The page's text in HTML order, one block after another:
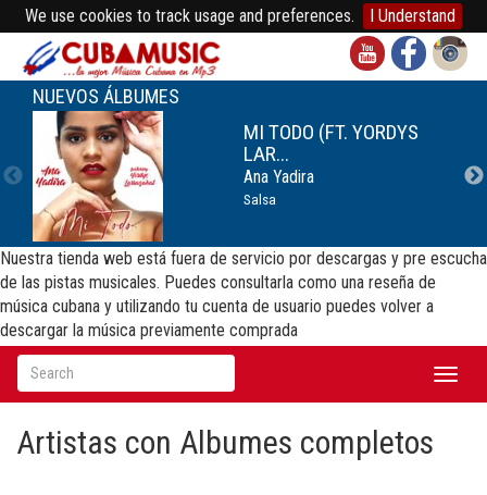
We use cookies to track usage and preferences. I Understand
NUEVOS ÁLBUMES
MI TODO (FT. YORDYS
LAR...
Ana Yadira
Salsa
Nuestra tienda web está fuera de servicio por descargas y pre escucha
de las pistas musicales. Puedes consultarla como una reseña de
música cubana y utilizando tu cuenta de usuario puedes volver a
descargar la música previamente comprada
Artistas con Albumes completos